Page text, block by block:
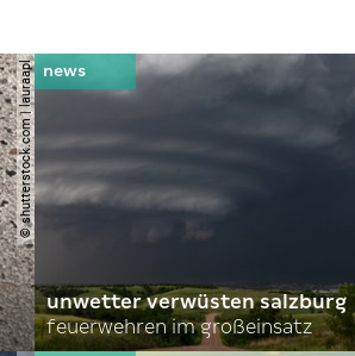
© shutterstock.com | lauraapl
unwetter verwüsten salzburg
feuerwehren im großeinsatz